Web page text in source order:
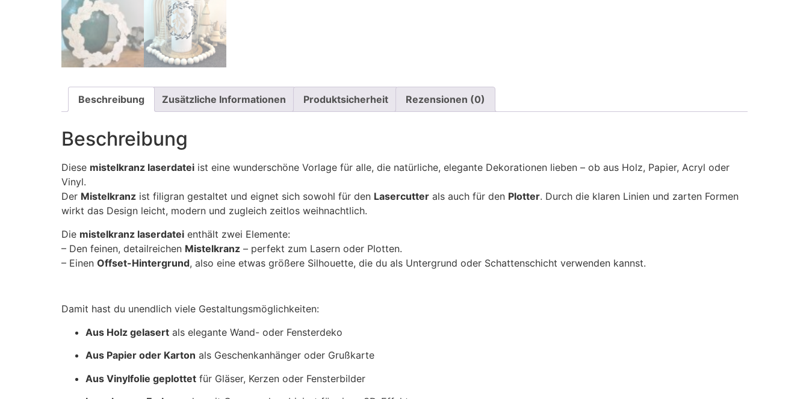
Beschreibung Zusätzliche Informationen Produktsicherheit Rezensionen (0)
Beschreibung
Diese mistelkranz laserdatei ist eine wunderschöne Vorlage für alle, die natürliche, elegante Dekorationen lieben – ob aus Holz, Papier, Acryl oder
Vinyl.
Der Mistelkranz ist filigran gestaltet und eignet sich sowohl für den Lasercutter als auch für den Plotter. Durch die klaren Linien und zarten Formen
wirkt das Design leicht, modern und zugleich zeitlos weihnachtlich.
Die mistelkranz laserdatei enthält zwei Elemente:
– Den feinen, detailreichen Mistelkranz – perfekt zum Lasern oder Plotten.
– Einen Offset-Hintergrund, also eine etwas größere Silhouette, die du als Untergrund oder Schattenschicht verwenden kannst.
Damit hast du unendlich viele Gestaltungsmöglichkeiten:
Aus Holz gelasert als elegante Wand- oder Fensterdeko
Aus Papier oder Karton als Geschenkanhänger oder Grußkarte
Aus Vinylfolie geplottet für Gläser, Kerzen oder Fensterbilder